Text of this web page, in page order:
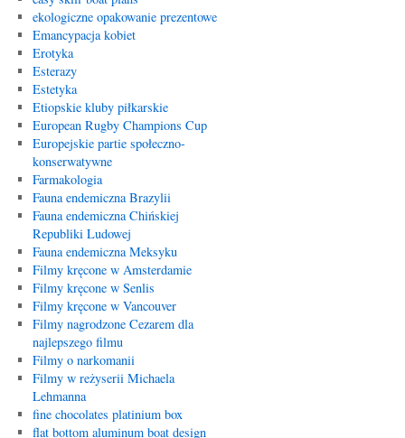
ekologiczne opakowanie prezentowe
Emancypacja kobiet
Erotyka
Esterazy
Estetyka
Etiopskie kluby piłkarskie
European Rugby Champions Cup
Europejskie partie społeczno-
konserwatywne
Farmakologia
Fauna endemiczna Brazylii
Fauna endemiczna Chińskiej
Republiki Ludowej
Fauna endemiczna Meksyku
Filmy kręcone w Amsterdamie
Filmy kręcone w Senlis
Filmy kręcone w Vancouver
Filmy nagrodzone Cezarem dla
najlepszego filmu
Filmy o narkomanii
Filmy w reżyserii Michaela
Lehmanna
fine chocolates platinium box
flat bottom aluminum boat design